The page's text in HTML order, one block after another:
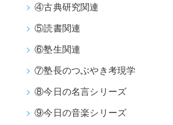
④古典研究関連
⑤読書関連
⑥塾生関連
⑦塾長のつぶやき考現学
⑧今日の名言シリーズ
⑨今日の音楽シリーズ